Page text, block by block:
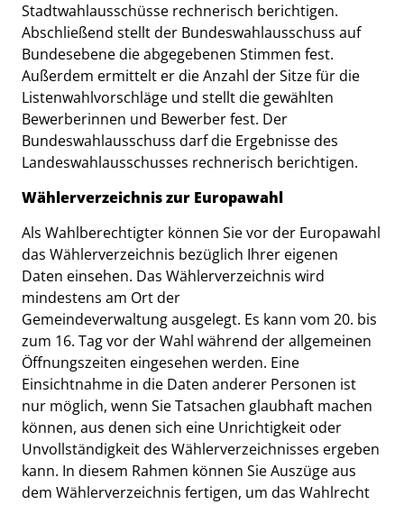
Stadtwahlausschüsse rechnerisch berichtigen.
Abschließend stellt der Bundeswahlausschuss auf
Bundesebene die abgegebenen Stimmen fest.
Außerdem ermittelt er die Anzahl der Sitze für die
Listenwahlvorschläge und stellt die gewählten
Bewerberinnen und Bewerber fest. Der
Bundeswahlausschuss darf die Ergebnisse des
Landeswahlausschusses rechnerisch berichtigen.
Wählerverzeichnis zur Europawahl
Als Wahlberechtigter können Sie vor der Europawahl
das Wählerverzeichnis bezüglich Ihrer eigenen
Daten einsehen. Das Wählerverzeichnis wird
mindestens am Ort der
Gemeindeverwaltung ausgelegt. Es kann vom 20. bis
zum 16. Tag vor der Wahl während der allgemeinen
Öffnungszeiten eingesehen werden. Eine
Einsichtnahme in die Daten anderer Personen ist
nur möglich, wenn Sie Tatsachen glaubhaft machen
können, aus denen sich eine Unrichtigkeit oder
Unvollständigkeit des Wählerverzeichnisses ergeben
kann. In diesem Rahmen können Sie Auszüge aus
dem Wählerverzeichnis fertigen, um das Wahlrecht